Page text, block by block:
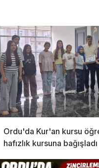
Ordu'da Kur'an kursu
hafızlık kursuna bağışladı